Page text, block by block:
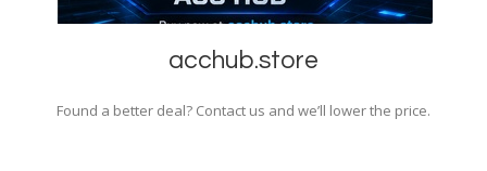
acchub.store
Found a better deal? Contact us and we’ll lower the price.